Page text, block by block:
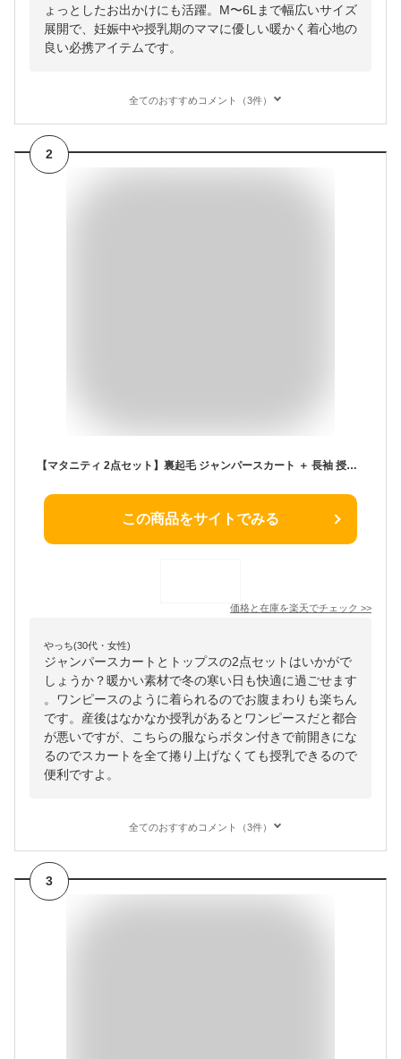
ょっとしたお出かけにも活躍。M〜6Lまで幅広いサイズ
展開で、妊娠中や授乳期のママに優しい暖かく着心地の
良い必携アイテムです。
全てのおすすめコメント（3件）
2
【マタニティ 2点セット】裏起毛 ジャンパースカート ＋ 長袖 授乳 Tシャツ トップス マタニティワンピース 授乳ワンピース マタニティウェア 授乳服 産前 産後 兼用 妊婦 妊娠 ママ ジャンパースカート M L LL 3L 4L 5L 6L 冬服 あったか 裏シャギー ニッセン nissen
この商品をサイトでみる
価格と在庫を楽天でチェック >>
やっち(30代・女性)
ジャンパースカートとトップスの2点セットはいかがで
しょうか？暖かい素材で冬の寒い日も快適に過ごせます
。ワンピースのように着られるのでお腹まわりも楽ちん
です。産後はなかなか授乳があるとワンピースだと都合
が悪いですが、こちらの服ならボタン付きで前開きにな
るのでスカートを全て捲り上げなくても授乳できるので
便利ですよ。
全てのおすすめコメント（3件）
3